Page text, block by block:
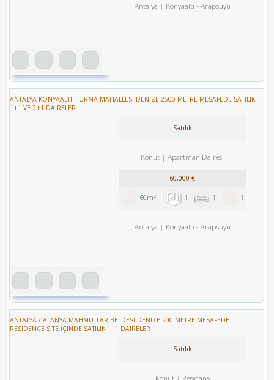
Antalya Konyaaltı - Arapsuyu
ANTALYA KONYAALTI HURMA MAHALLESI DENIZE 2500 METRE MESAFEDE SATILIK
1+1 VE 2+1 DAIRELER
Satılık
Konut Apartman Dairesi
60,000 €
60m² 1 1 1
Antalya Konyaaltı - Arapsuyu
ANTALYA / ALANYA MAHMUTLAR BELDESI DENIZE 200 METRE MESAFEDE
RESIDENCE SITE İÇINDE SATILIK 1+1 DAIRELER
Satılık
Konut Residans